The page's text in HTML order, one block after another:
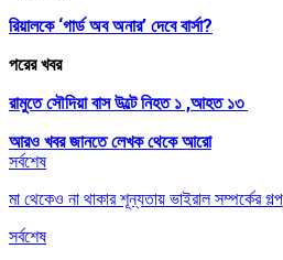
রিয়ালকে ‘গার্ড অব অনার’ দেবে বার্সা?
পরের খবর
রামুতে সৌদিয়া বাস উল্টে নিহত ১ ,আহত ১৩
আরও খবর জানতে লেখক থেকে আরো
সর্বশেষ
মা থেকেও না থাকার শূন্যতায় ভাইরাল সম্পর্কের গল্প
সর্বশেষ